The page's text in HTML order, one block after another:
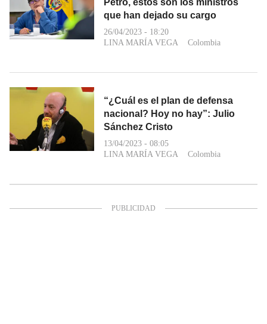
Petro, estos son los ministros
que han dejado su cargo
26/04/2023 - 18:20
LINA MARÍA VEGA
Colombia
“¿Cuál es el plan de defensa
nacional? Hoy no hay”: Julio
Sánchez Cristo
13/04/2023 - 08:05
LINA MARÍA VEGA
Colombia